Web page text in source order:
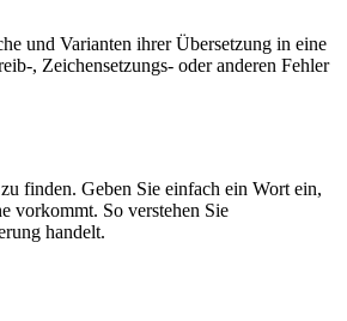
und Varianten ihrer Übersetzung in eine
, Zeichensetzungs- oder anderen Fehler
finden. Geben Sie einfach ein Wort ein,
vorkommt. So verstehen Sie
handelt.